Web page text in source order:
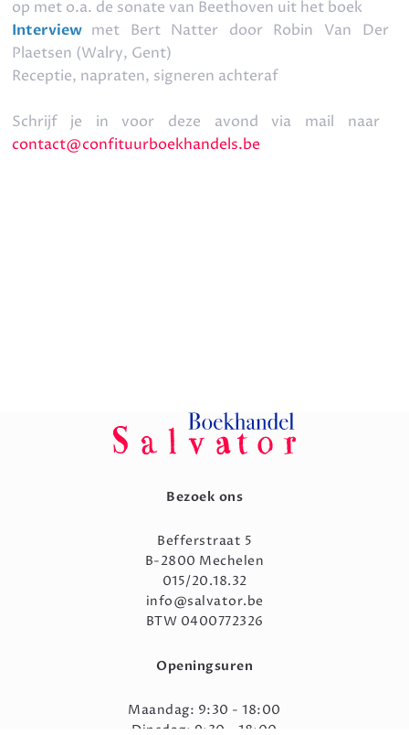
op met o.a. de sonate van Beethoven uit het boek
Interview met Bert Natter door Robin Van Der
Plaetsen (Walry, Gent)
Receptie, napraten, signeren achteraf
Schrijf je in voor deze avond via mail naar
contact@confituurboekhandels.be
Bezoek ons
Befferstraat 5
B-2800 Mechelen
015/20.18.32
info@salvator.be
BTW 0400772326
Openingsuren
Maandag: 9:30 - 18:00
Dinsdag: 9:30 - 18:00